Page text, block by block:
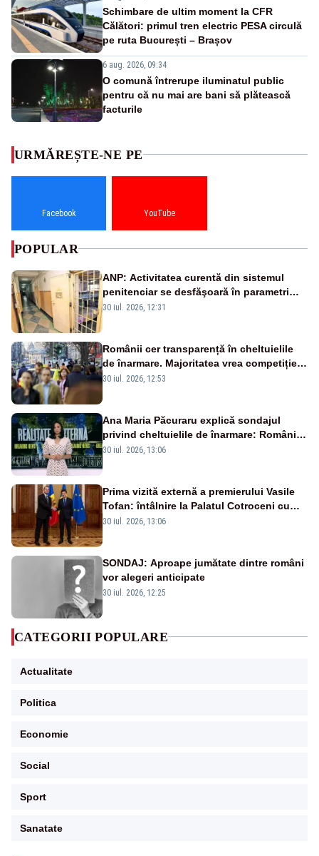
Schimbare de ultim moment la CFR
Călători: primul tren electric PESA circulă
pe ruta București – Brașov
6 aug. 2026, 09:34
O comună întrerupe iluminatul public
pentru că nu mai are bani să plătească
facturile
URMĂREȘTE-NE PE
Facebook YouTube
POPULAR
ANP: Activitatea curentă din sistemul
penitenciar se desfăşoară în parametri
normali
30 iul. 2026, 12:31
Românii cer transparență în cheltuielile
de înarmare. Majoritatea vrea competiție
reală și industrie locală – SONDAJ
30 iul. 2026, 12:53
Ana Maria Păcuraru explică sondajul
privind cheltuielile de înarmare: Românii
cer transparență în achiziții și un echilibru
30 iul. 2026, 13:06
Prima vizită externă a premierului Vasile
Tofan: întâlnire la Palatul Cotroceni cu
președintele Nicușor Dan
30 iul. 2026, 13:06
SONDAJ: Aproape jumătate dintre români
vor alegeri anticipate
30 iul. 2026, 12:25
CATEGORII POPULARE
Actualitate
Politica
Economie
Social
Sport
Sanatate